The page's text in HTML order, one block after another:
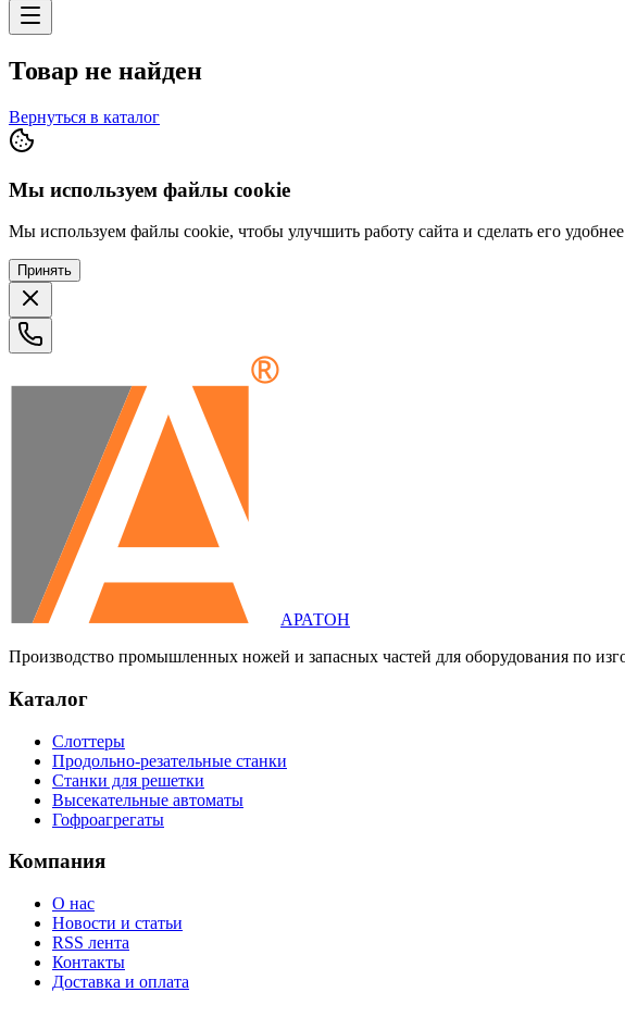
Товар не найден
Вернуться в каталог
Мы используем файлы cookie
Мы используем файлы cookie, чтобы улучшить работу сайта и сделать его
Принять
АРАТОН
Производство промышленных ножей и запасных частей для оборудования по
Каталог
Слоттеры
Продольно-резательные станки
Станки для решетки
Высекательные автоматы
Гофроагрегаты
Компания
О нас
Новости и статьи
RSS лента
Контакты
Доставка и оплата